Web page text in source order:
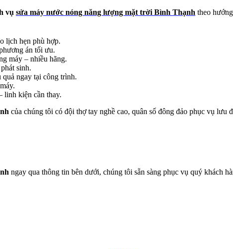
vụ sửa máy nước nóng năng lượng mặt trời Bình Thạnh theo
lịch hẹn phù hợp.
án tối ưu.
máy – nhiều hãng.
sinh.
ngay tại công trình.
linh kiện cần thay.
của chúng tôi có đội thợ tay nghề cao, quân số đông đảo phục vụ
ngay qua thông tin bên dưới, chúng tôi sẵn sàng phục vụ quý khách